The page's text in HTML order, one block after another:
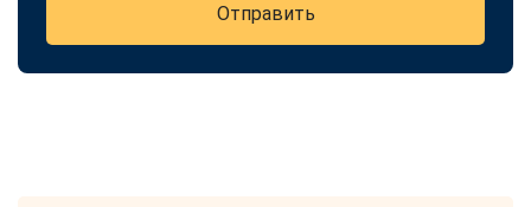
Отправить